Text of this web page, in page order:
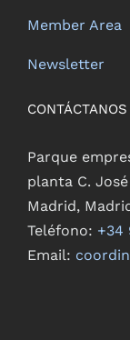
Member Area
Newsletter
CONTÁCTANOS
Parque
planta C.
Madrid,
Teléfono: +34
Email: